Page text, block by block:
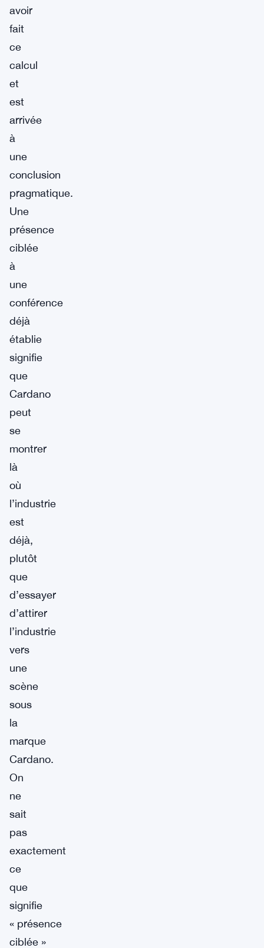
avoir
fait
ce
calcul
et
est
arrivée
à
une
conclusion
pragmatique.
Une
présence
ciblée
à
une
conférence
déjà
établie
signifie
que
Cardano
peut
se
montrer
là
où
l’industrie
est
déjà,
plutôt
que
d’essayer
d’attirer
l’industrie
vers
une
scène
sous
la
marque
Cardano.
On
ne
sait
pas
exactement
ce
que
signifie
« présence
ciblée »